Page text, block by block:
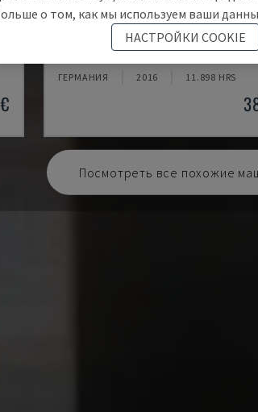
ECOMILL 800 V
ГЕРМАНИЯ 2016 11.898 HRS
Посмотреть все похожие
о том, как мы используем ваши
НАСТРОЙКИ COOKIE